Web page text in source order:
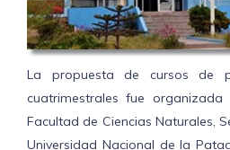
La propuesta de cursos de
cuatrimestrales fue
Facultad de Ciencias Naturales,
Universidad Nacional de la